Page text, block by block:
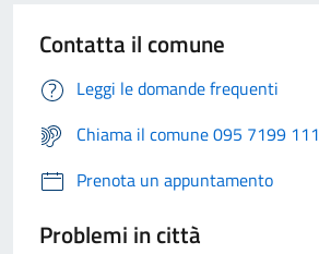
Contatta il comune
Leggi le domande frequenti
Chiama il comune 095 7199 111
Prenota un appuntamento
Problemi in città